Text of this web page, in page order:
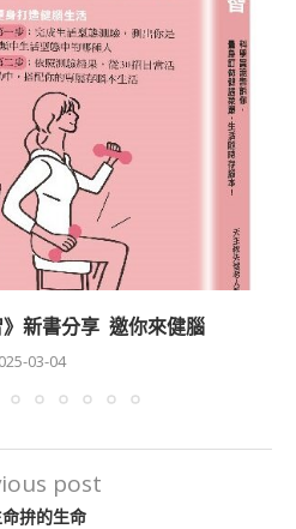
》新書分享 邀你來健腦
03-04
post
拚的生命